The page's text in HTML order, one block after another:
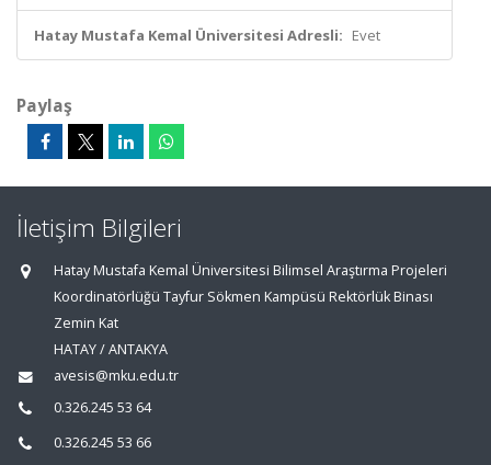
Hatay Mustafa Kemal Üniversitesi Adresli: Evet
Paylaş
İletişim Bilgileri
Hatay Mustafa Kemal Üniversitesi Bilimsel Araştırma Projeleri
Koordinatörlüğü Tayfur Sökmen Kampüsü Rektörlük Binası
Zemin Kat
HATAY / ANTAKYA
avesis@mku.edu.tr
0.326.245 53 64
0.326.245 53 66